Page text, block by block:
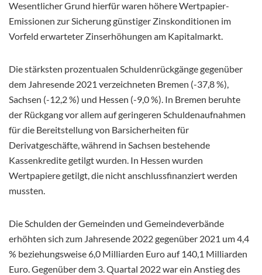
Wesentlicher Grund hierfür waren höhere Wertpapier-
Emissionen zur Sicherung günstiger Zinskonditionen im
Vorfeld erwarteter Zinserhöhungen am Kapitalmarkt.
Die stärksten prozentualen Schuldenrückgänge gegenüber
dem Jahresende 2021 verzeichneten Bremen (-37,8 %),
Sachsen (-12,2 %) und Hessen (-9,0 %). In Bremen beruhte
der Rückgang vor allem auf geringeren Schuldenaufnahmen
für die Bereitstellung von Barsicherheiten für
Derivatgeschäfte, während in Sachsen bestehende
Kassenkredite getilgt wurden. In Hessen wurden
Wertpapiere getilgt, die nicht anschlussfinanziert werden
mussten.
Die Schulden der Gemeinden und Gemeindeverbände
erhöhten sich zum Jahresende 2022 gegenüber 2021 um 4,4
% beziehungsweise 6,0 Milliarden Euro auf 140,1 Milliarden
Euro. Gegenüber dem 3. Quartal 2022 war ein Anstieg des